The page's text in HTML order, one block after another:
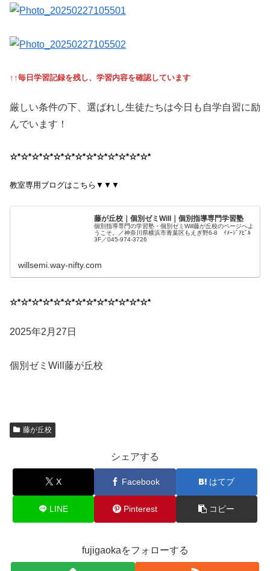
↑↑毎日学習記録を残し、学習内容を確認しています
厳しい条件の下、選ばれし生徒たちは今日も自学自習に励
んでいます！
☆*☆*☆*☆*☆*☆*☆*☆*☆*☆*☆*☆*☆*
教室専用ブログはこちら▼▼▼
藤が丘校｜個別ゼミWill｜個別指導専門学習塾
個別指導専門の学習塾・個別ゼミWill藤が丘校のページへよ
うこそ。／神奈川県横浜市青葉区もえぎ野6-8 ｲﾒｰｼﾞｱﾋﾞﾙ
3F／045-974-3726
willsemi.way-nifty.com
☆*☆*☆*☆*☆*☆*☆*☆*☆*☆*☆*☆*☆*
2025年2月27日
個別ゼミWill藤が丘校
藤が丘校
シェアする
X Facebook はてブ
LINE Pinterest コピー
fujigaokaをフォローする